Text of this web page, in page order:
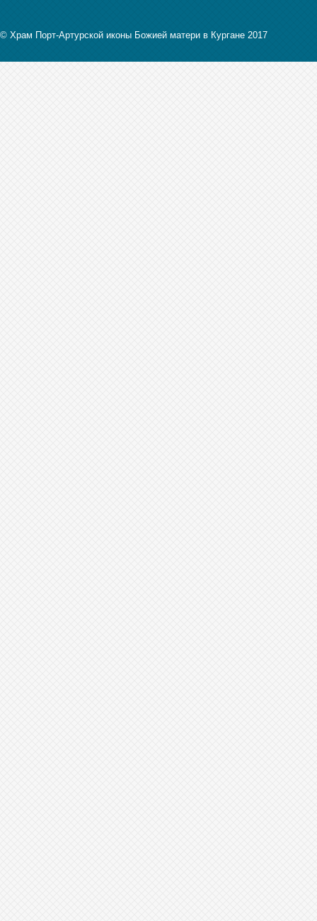
© Храм Порт-Артурской иконы Божией матери в Кургане 2017